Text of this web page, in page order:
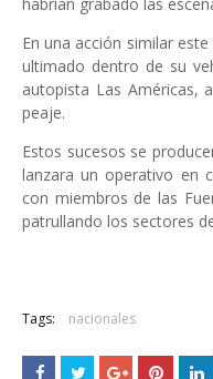
En una acción similar
ultimado dentro de su
autopista Las Américas,
peaje.
Estos sucesos se
lanzara un operativo en
con miembros de las
patrullando los sectores
Tags: nacionales